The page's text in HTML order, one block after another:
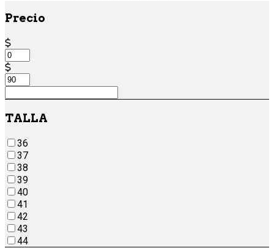
Precio
TALLA
36
37
38
39
40
41
42
43
44